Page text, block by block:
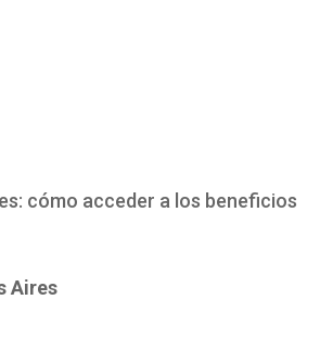
cómo acceder a los beneficios
Aires